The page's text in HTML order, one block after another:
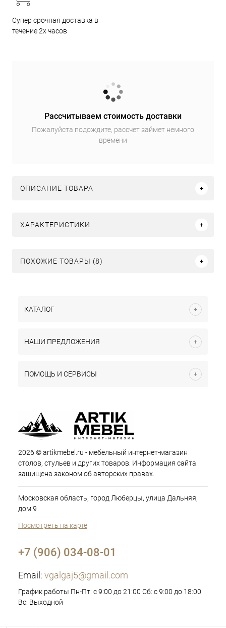
Супер срочная доставка в
течение 2х часов
Рассчитываем стоимость доставки
Пожалуйста подождите, рассчет займет немного
времени
ОПИСАНИЕ ТОВАРА
ХАРАКТЕРИСТИКИ
ПОХОЖИЕ ТОВАРЫ (8)
КАТАЛОГ
НАШИ ПРЕДЛОЖЕНИЯ
ПОМОЩЬ И СЕРВИСЫ
2026 © artikmebel.ru - мебельный интернет-магазин
столов, стульев и других товаров. Информация сайта
защищена законом об авторских правах.
Московская область, город Люберцы, улица Дальняя,
дом 9
Посмотреть на карте
+7 (906) 034-08-01
Email: vgalgaj5@gmail.com
График работы Пн-Пт: с 9:00 до 21:00 Сб: с 9:00 до 18:00
Вс: Выходной